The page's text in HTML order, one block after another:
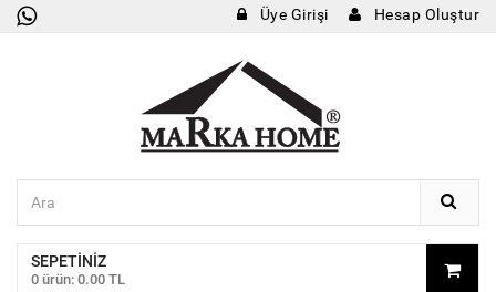
Üye Girişi Hesap Oluştur
SEPETINIZ
0 ürün: 0.00 TL